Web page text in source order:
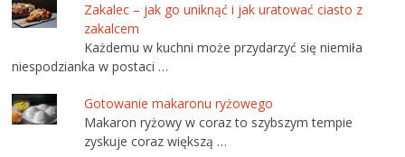
Zakalec – jak go uniknąć i jak uratować ciasto z
zakalcem
Każdemu w kuchni może przydarzyć się niemiła
niespodzianka w postaci …
Gotowanie makaronu ryżowego
Makaron ryżowy w coraz to szybszym tempie
zyskuje coraz większą …